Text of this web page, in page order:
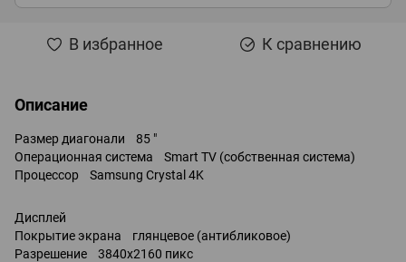
В избранное К сравнению
Описание
Размер диагонали 85 "
Операционная система Smart TV (собственная система)
Процессор Samsung Crystal 4K
Дисплей
Покрытие экрана глянцевое (антибликовое)
Разрешение 3840x2160 пикс